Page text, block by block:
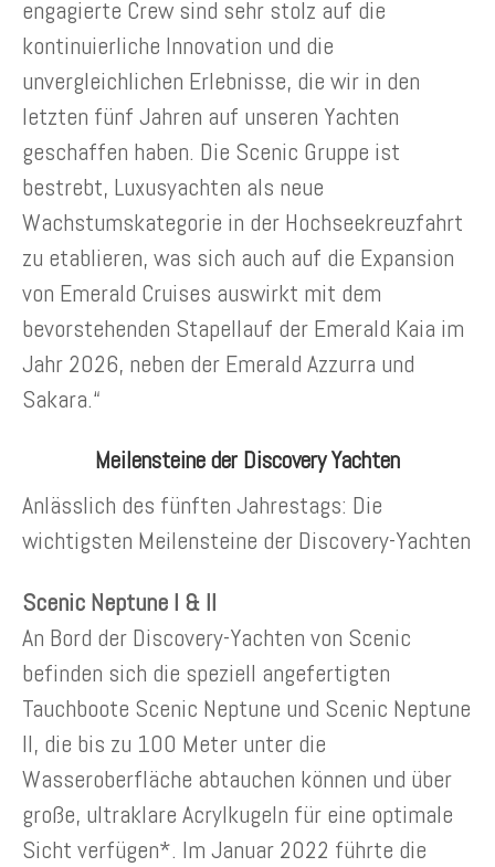
engagierte Crew sind sehr stolz auf die
kontinuierliche Innovation und die
unvergleichlichen Erlebnisse, die wir in den
letzten fünf Jahren auf unseren Yachten
geschaffen haben. Die Scenic Gruppe ist
bestrebt, Luxusyachten als neue
Wachstumskategorie in der Hochseekreuzfahrt
zu etablieren, was sich auch auf die Expansion
von Emerald Cruises auswirkt mit dem
bevorstehenden Stapellauf der Emerald Kaia im
Jahr 2026, neben der Emerald Azzurra und
Sakara.“
Meilensteine der Discovery Yachten
Anlässlich des fünften Jahrestags: Die
wichtigsten Meilensteine der Discovery-Yachten
Scenic Neptune I & II
An Bord der Discovery-Yachten von Scenic
befinden sich die speziell angefertigten
Tauchboote Scenic Neptune und Scenic Neptune
II, die bis zu 100 Meter unter die
Wasseroberfläche abtauchen können und über
große, ultraklare Acrylkugeln für eine optimale
Sicht verfügen*. Im Januar 2022 führte die